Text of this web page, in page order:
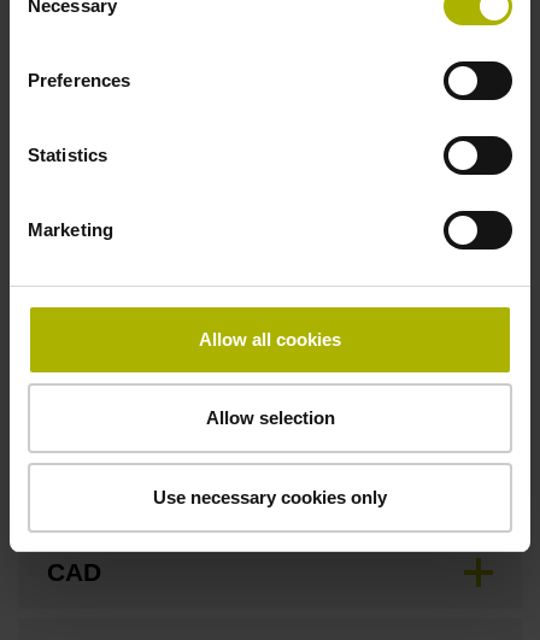
Selection
Necessary
Preferences
Statistics
Marketing
Allow all cookies
Allow selection
Use necessary cookies only
Teilungsperiode
Downloads / CAD / Montage
Anschlussmaße
CAD